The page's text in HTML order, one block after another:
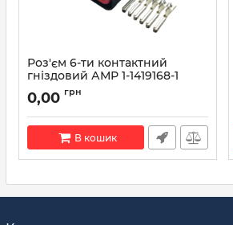
Роз'єм 6-ти контактний
гніздовий АМР 1-1419168-1
Артикул: 1-1419168-1
0,00 грн
В кошик